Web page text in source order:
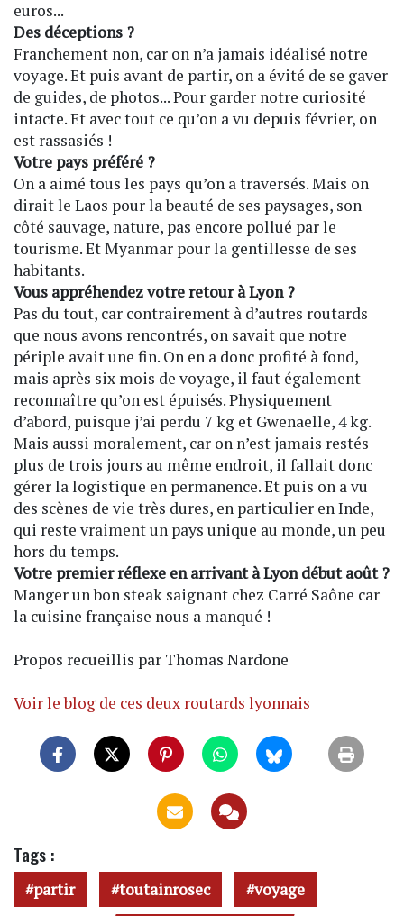
euros...
Des déceptions ?
Franchement non, car on n’a jamais idéalisé notre
voyage. Et puis avant de partir, on a évité de se gaver
de guides, de photos... Pour garder notre curiosité
intacte. Et avec tout ce qu’on a vu depuis février, on
est rassasiés !
Votre pays préféré ?
On a aimé tous les pays qu’on a traversés. Mais on
dirait le Laos pour la beauté de ses paysages, son
côté sauvage, nature, pas encore pollué par le
tourisme. Et Myanmar pour la gentillesse de ses
habitants.
Vous appréhendez votre retour à Lyon ?
Pas du tout, car contrairement à d’autres routards
que nous avons rencontrés, on savait que notre
périple avait une fin. On en a donc profité à fond,
mais après six mois de voyage, il faut également
reconnaître qu’on est épuisés. Physiquement
d’abord, puisque j’ai perdu 7 kg et Gwenaelle, 4 kg.
Mais aussi moralement, car on n’est jamais restés
plus de trois jours au même endroit, il fallait donc
gérer la logistique en permanence. Et puis on a vu
des scènes de vie très dures, en particulier en Inde,
qui reste vraiment un pays unique au monde, un peu
hors du temps.
Votre premier réflexe en arrivant à Lyon début août ?
Manger un bon steak saignant chez Carré Saône car
la cuisine française nous a manqué !
Propos recueillis par Thomas Nardone
Voir le blog de ces deux routards lyonnais
Tags :
partir toutainrosec voyage